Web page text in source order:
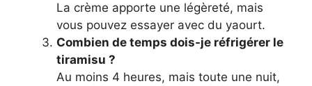
La crème apporte une légèreté, mais
vous pouvez essayer avec du yaourt.
Combien de temps dois-je réfrigérer le
tiramisu ?
Au moins 4 heures, mais toute une nuit,